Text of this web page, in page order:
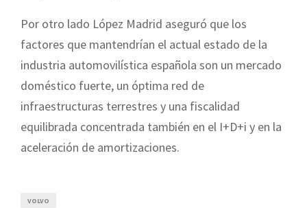
Por otro lado López Madrid aseguró que los
factores que mantendrían el actual estado de la
industria automovilística española son un mercado
doméstico fuerte, un óptima red de
infraestructuras terrestres y una fiscalidad
equilibrada concentrada también en el I+D+i y en la
aceleración de amortizaciones.
VOLVO